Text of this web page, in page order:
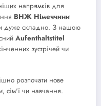
напрямків для
ВНЖ Німеччини
дуже складно. З нашою
Aufenthaltstitel
зустрічей чи
розпочати нове
сім'ї чи навчання.